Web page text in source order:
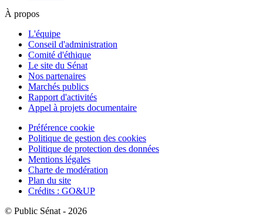
À propos
L'équipe
Conseil d'administration
Comité d'éthique
Le site du Sénat
Nos partenaires
Marchés publics
Rapport d'activités
Appel à projets documentaire
Préférence cookie
Politique de gestion des cookies
Politique de protection des données
Mentions légales
Charte de modération
Plan du site
Crédits : GO&UP
© Public Sénat - 2026